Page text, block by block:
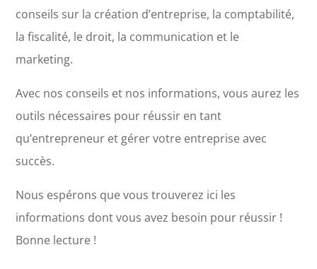
conseils sur la création d’entreprise, la comptabilité,
la fiscalité, le droit, la communication et le
marketing.
Avec nos conseils et nos informations, vous aurez les
outils nécessaires pour réussir en tant
qu’entrepreneur et gérer votre entreprise avec
succès.
Nous espérons que vous trouverez ici les
informations dont vous avez besoin pour réussir !
Bonne lecture !